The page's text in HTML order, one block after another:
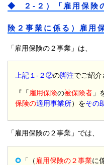
◆ ２-２）「雇用保険
険２事業に係る）雇
「雇用保険の２事業」は、
上記１-２②の脚注でご紹介
『「雇用保険の被保険者 」
保険の適用事業所）をその
「雇用保険の２事業」では、
「（ 雇用保険の２事業に